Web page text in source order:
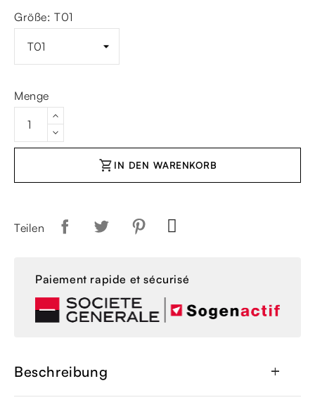
Größe: T01
Menge
shopping_cart IN DEN WARENKORB
Teilen
Paiement rapide et sécurisé
Beschreibung add